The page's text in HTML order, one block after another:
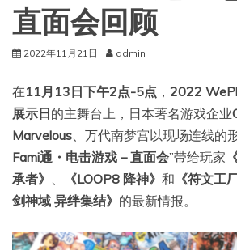
直面会回顾
2022年11月21日 admin
在11月13日下午2点-5点 ， 2022
展示日的主舞台上，日本著名游戏企业
Marvelous、万代南梦宫以现场连线的
Fami通・电击游戏 – 直面会”带给玩家
承者》 、 《LOOP8 降神》 和 《符文工
剑神域 异绊集结》 的最新情报。